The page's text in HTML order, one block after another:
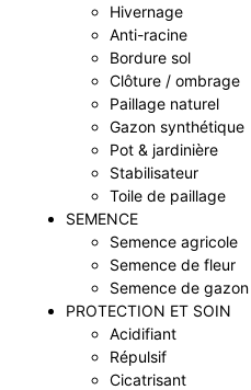
Hivernage
Anti-racine
Bordure sol
Clôture / ombrage
Paillage naturel
Gazon synthétique
Pot & jardinière
Stabilisateur
Toile de paillage
SEMENCE
Semence agricole
Semence de fleur
Semence de gazon
PROTECTION ET SOIN
Acidifiant
Répulsif
Cicatrisant